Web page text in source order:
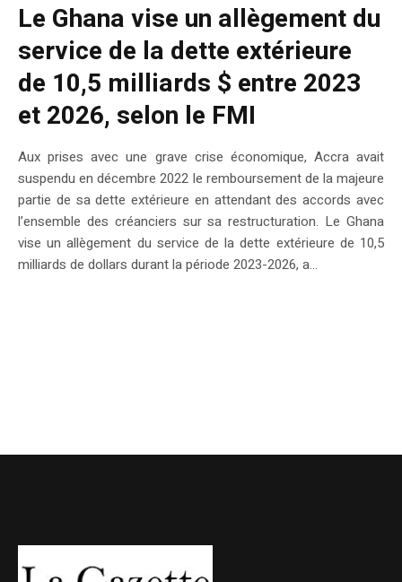
Le Ghana vise un allègement du
service de la dette extérieure
de 10,5 milliards $ entre 2023
et 2026, selon le FMI
Aux prises avec une grave crise économique, Accra avait
suspendu en décembre 2022 le remboursement de la majeure
partie de sa dette extérieure en attendant des accords avec
l’ensemble des créanciers sur sa restructuration. Le Ghana
vise un allègement du service de la dette extérieure de 10,5
milliards de dollars durant la période 2023-2026, a...